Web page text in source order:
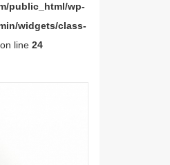
public_html/wp-
widgets/class-
on line24